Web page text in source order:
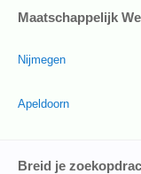
Maatschappelijk
Nijmegen
Apeldoorn
Breid je